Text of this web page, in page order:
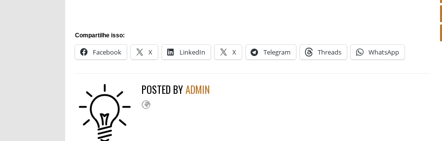
Compartilhe isso:
Facebook X LinkedIn X Telegram Threads WhatsApp
POSTED BYADMIN